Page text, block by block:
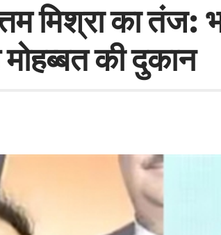
मिश्रा का तंज:
की दुकान